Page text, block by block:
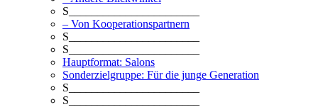
S_______________________
– Von Kooperationspartnern
S_______________________
S_______________________
Hauptformat: Salons
Sonderzielgruppe: Für die junge Generation
S_______________________
S_______________________